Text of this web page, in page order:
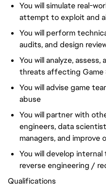
You will simulate real-
attempt to exploit and
You will perform
audits, and design
You will analyze,
threats affecting Game
You will advise game
abuse
You will partner with
engineers, data
managers, and improve
You will develop
reverse engineering /
Qualifications